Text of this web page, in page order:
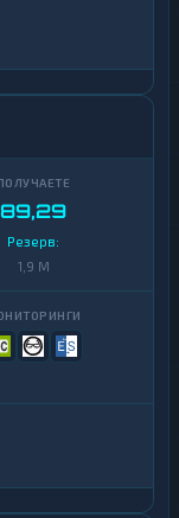
89,29
Резерв:
1,9 M